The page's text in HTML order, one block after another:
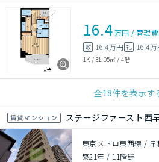
16.4万円 /管理費
敷 16.4万円 礼 16.4
1K /31.05㎡ / 4階
全18件を表示す
賃貸マンション ステージファースト西
東京メトロ東西線 /
築21年 / 11階建